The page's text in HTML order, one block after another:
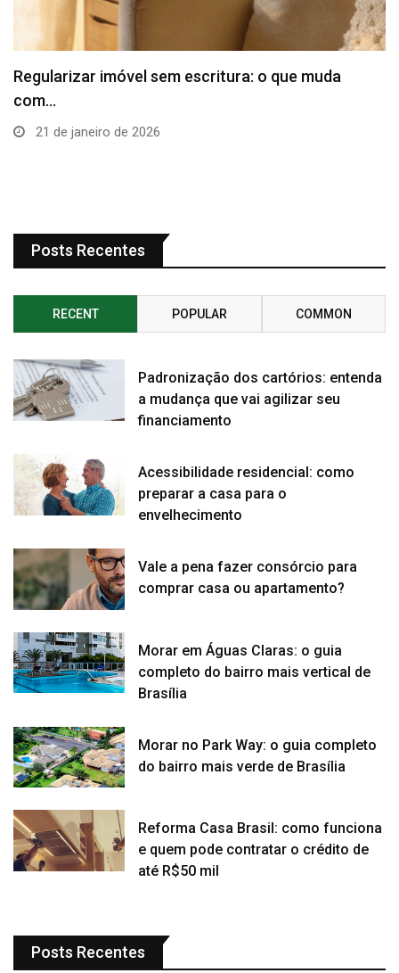
Regularizar imóvel sem escritura: o que muda
com…
21 de janeiro de 2026
Posts Recentes
RECENT POPULAR COMMON
Padronização dos cartórios: entenda
a mudança que vai agilizar seu
financiamento
Acessibilidade residencial: como
preparar a casa para o
envelhecimento
Vale a pena fazer consórcio para
comprar casa ou apartamento?
Morar em Águas Claras: o guia
completo do bairro mais vertical de
Brasília
Morar no Park Way: o guia completo
do bairro mais verde de Brasília
Reforma Casa Brasil: como funciona
e quem pode contratar o crédito de
até R$50 mil
Posts Recentes